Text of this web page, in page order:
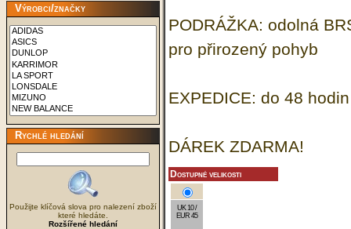
Výrobci/značky
Rychlé hledání
Použijte klíčová slova pro nalezení zboží
které hledáte.
Rozšířené hledání
PODRÁŽKA: odolná
pro přirozený pohyb
EXPEDICE: do 48
DÁREK ZDARMA!
Dostupné velikosti
UK 10 /
EUR 45